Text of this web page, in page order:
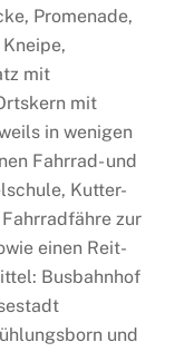
Promenade,
mit
mit
in wenigen
Fahrrad- und
Kutter-
zur
einen Reit-
Busbahnhof
und